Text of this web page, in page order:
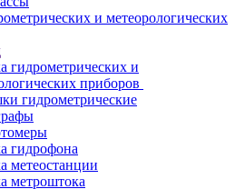
и метеорологических
гидрометрических и
приборов
гидрометрические
гидрофона
метеостанции
метроштока